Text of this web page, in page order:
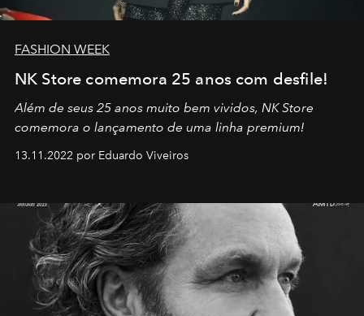
FASHION WEEK
NK Store comemora 25 anos com desfile!
Além de seus 25 anos muito bem vividos, NK Store
comemora o lançamento de uma linha premium!
13.11.2022 por Eduardo Viveiros